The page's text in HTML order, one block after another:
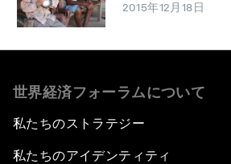
2015年12月18日
世界経済フォーラムについて
私たちのストラテジー
私たちのアイデンティティ